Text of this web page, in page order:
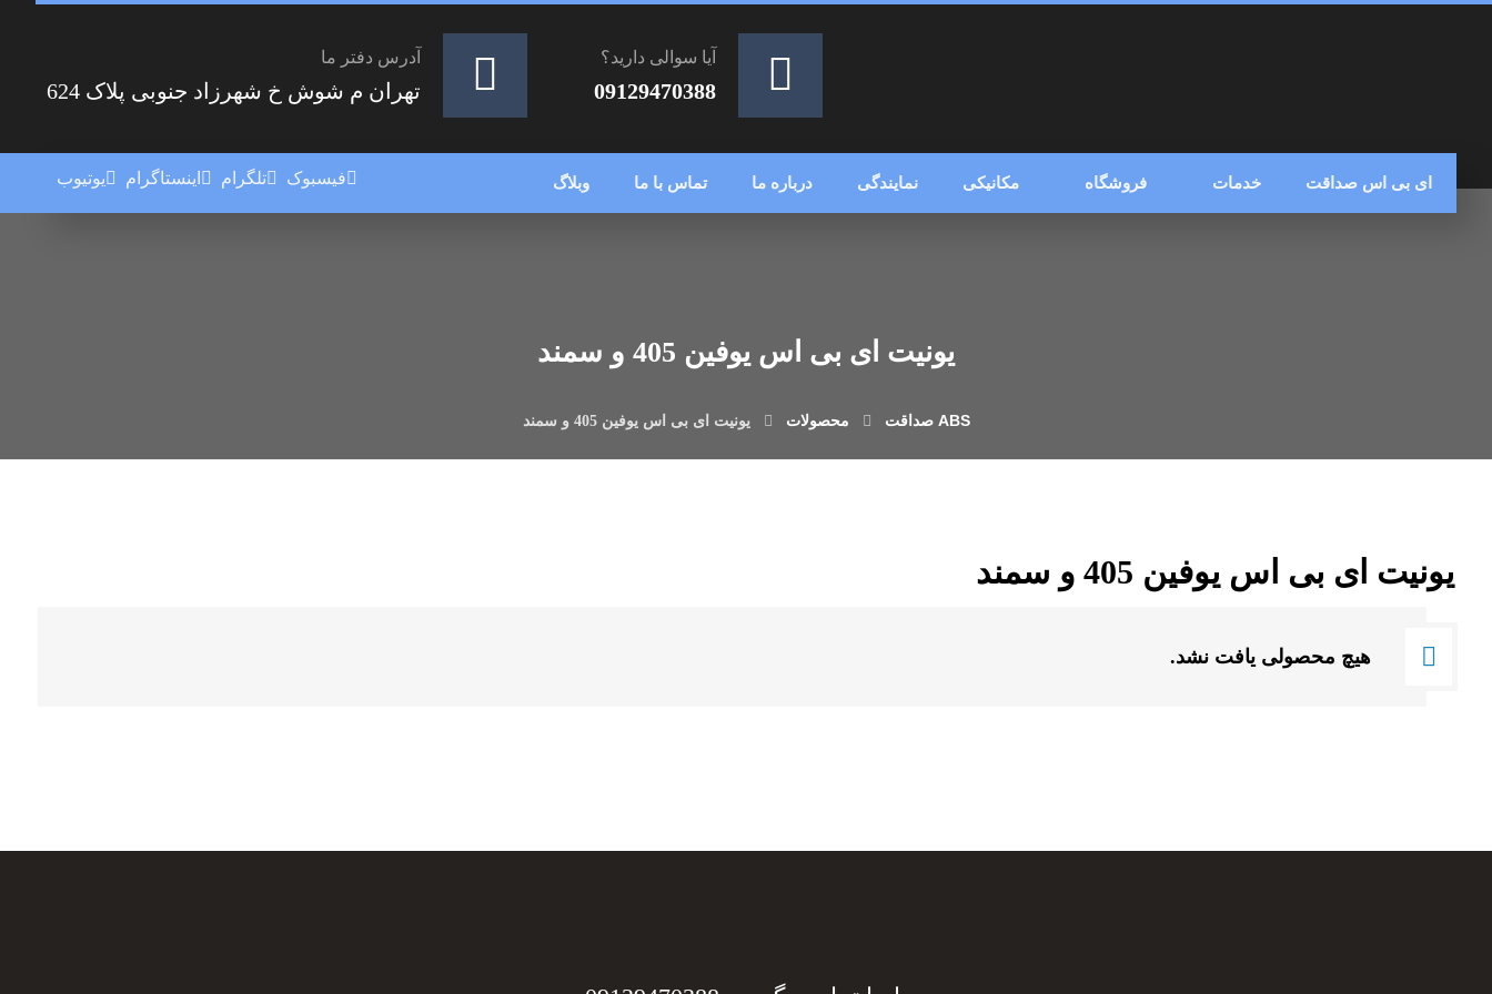
آدرس دفتر ما
تهران م شوش خ شهرزاد جنوبی پلاک 624
آیا سوالی دارید؟
09129470388
ای بی اس صداقت خدمات فروشگاه مکانیکی نمایندگی درباره ما تماس با ما وبلاگ فیسبوک تلگرام اینستاگرام یوتیوب
یونیت ای بی اس یوفین 405 و سمند
محصولات یونیت ای بی اس یوفین 405 و سمند
یونیت ای بی اس یوفین 405 و سمند
هیچ محصولی یافت نشد.